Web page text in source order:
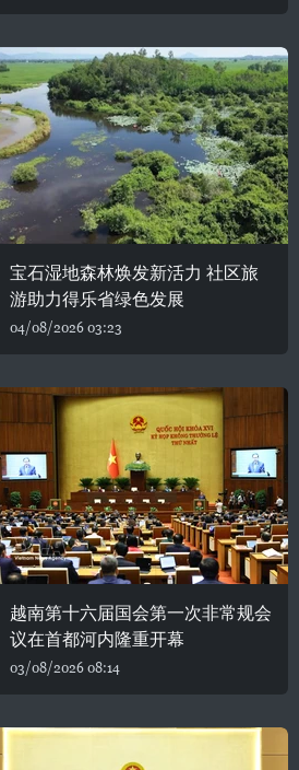
宝石湿地森林焕发新活力 社区旅
游助力得乐省绿色发展
04/08/2026 03:23
越南第十六届国会第一次非常规会
议在首都河内隆重开幕
03/08/2026 08:14